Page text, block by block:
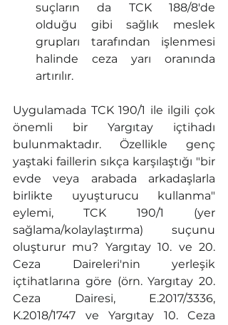
suçların da TCK 188/8'de
olduğu gibi sağlık meslek
grupları tarafından işlenmesi
halinde ceza yarı oranında
artırılır.
Uygulamada TCK 190/1 ile ilgili çok
önemli bir Yargıtay içtihadı
bulunmaktadır. Özellikle genç
yaştaki faillerin sıkça karşılaştığı "bir
evde veya arabada arkadaşlarla
birlikte uyuşturucu kullanma"
eylemi, TCK 190/1 (yer
sağlama/kolaylaştırma) suçunu
oluşturur mu? Yargıtay 10. ve 20.
Ceza Daireleri'nin yerleşik
içtihatlarına göre (örn. Yargıtay 20.
Ceza Dairesi, E.2017/3336,
K.2018/1747 ve Yargıtay 10. Ceza